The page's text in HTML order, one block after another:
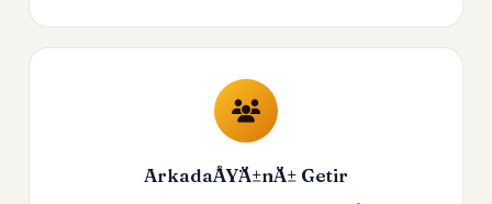
ArkadaÅŸÄ±nÄ± Getir